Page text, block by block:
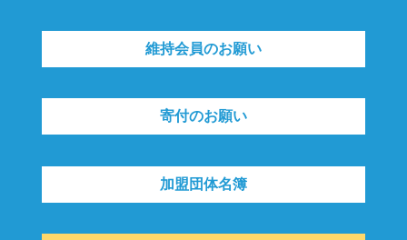
維持会員のお願い
寄付のお願い
加盟団体名簿